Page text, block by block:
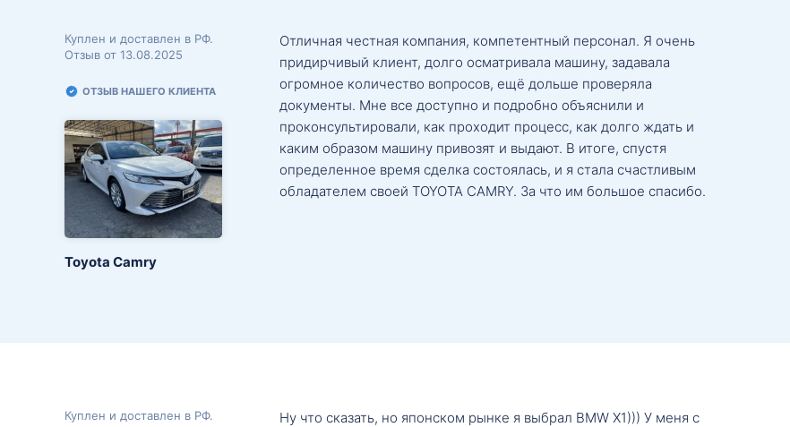
Куплен и доставлен в РФ.
Отзыв от 13.08.2025
ОТЗЫВ НАШЕГО КЛИЕНТА
Toyota Camry
Отличная честная компания, компетентный персонал. Я очень
придирчивый клиент, долго осматривала машину, задавала
огромное количество вопросов, ещё дольше проверяла
документы. Мне все доступно и подробно объяснили и
проконсультировали, как проходит процесс, как долго ждать и
каким образом машину привозят и выдают. В итоге, спустя
определенное время сделка состоялась, и я стала счастливым
обладателем своей TOYOTA CAMRY. За что им большое спасибо.
Куплен и доставлен в РФ.
Ну что сказать, но японском рынке я выбрал BMW X1))) У меня с